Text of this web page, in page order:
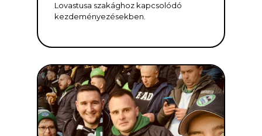
Lovastusa szakághoz kapcsolódó
kezdeményezésekben.